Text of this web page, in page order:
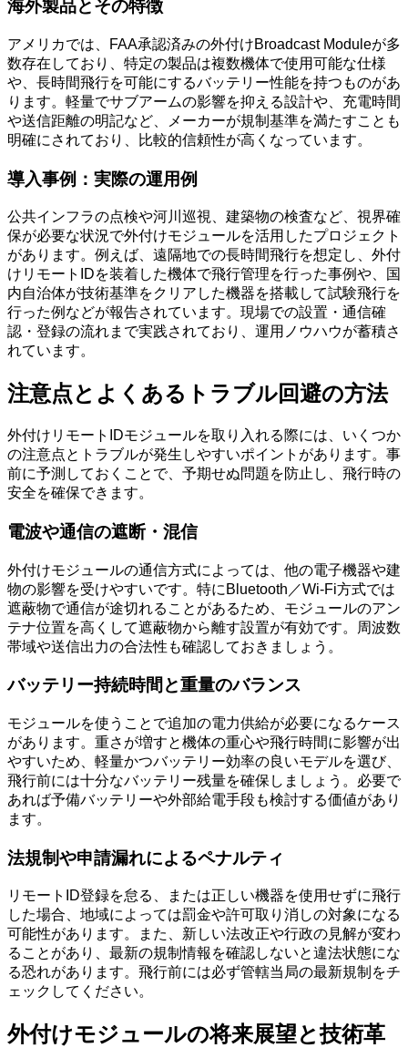
海外製品とその特徴
アメリカでは、FAA承認済みの外付けBroadcast Moduleが多
数存在しており、特定の製品は複数機体で使用可能な仕様
や、長時間飛行を可能にするバッテリー性能を持つものがあ
ります。軽量でサブアームの影響を抑える設計や、充電時間
や送信距離の明記など、メーカーが規制基準を満たすことも
明確にされており、比較的信頼性が高くなっています。
導入事例：実際の運用例
公共インフラの点検や河川巡視、建築物の検査など、視界確
保が必要な状況で外付けモジュールを活用したプロジェクト
があります。例えば、遠隔地での長時間飛行を想定し、外付
けリモートIDを装着した機体で飛行管理を行った事例や、国
内自治体が技術基準をクリアした機器を搭載して試験飛行を
行った例などが報告されています。現場での設置・通信確
認・登録の流れまで実践されており、運用ノウハウが蓄積さ
れています。
注意点とよくあるトラブル回避の方法
外付けリモートIDモジュールを取り入れる際には、いくつか
の注意点とトラブルが発生しやすいポイントがあります。事
前に予測しておくことで、予期せぬ問題を防止し、飛行時の
安全を確保できます。
電波や通信の遮断・混信
外付けモジュールの通信方式によっては、他の電子機器や建
物の影響を受けやすいです。特にBluetooth／Wi-Fi方式では
遮蔽物で通信が途切れることがあるため、モジュールのアン
テナ位置を高くして遮蔽物から離す設置が有効です。周波数
帯域や送信出力の合法性も確認しておきましょう。
バッテリー持続時間と重量のバランス
モジュールを使うことで追加の電力供給が必要になるケース
があります。重さが増すと機体の重心や飛行時間に影響が出
やすいため、軽量かつバッテリー効率の良いモデルを選び、
飛行前には十分なバッテリー残量を確保しましょう。必要で
あれば予備バッテリーや外部給電手段も検討する価値があり
ます。
法規制や申請漏れによるペナルティ
リモートID登録を怠る、または正しい機器を使用せずに飛行
した場合、地域によっては罰金や許可取り消しの対象になる
可能性があります。また、新しい法改正や行政の見解が変わ
ることがあり、最新の規制情報を確認しないと違法状態にな
る恐れがあります。飛行前には必ず管轄当局の最新規制をチ
ェックしてください。
外付けモジュールの将来展望と技術革